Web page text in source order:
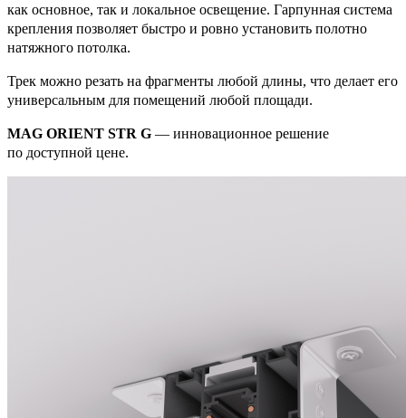
как основное, так и локальное освещение. Гарпунная система
крепления позволяет быстро и ровно установить полотно
натяжного потолка.
Трек можно резать на фрагменты любой длины, что делает его
универсальным для помещений любой площади.
MAG ORIENT STR G — инновационное решение
по доступной цене.